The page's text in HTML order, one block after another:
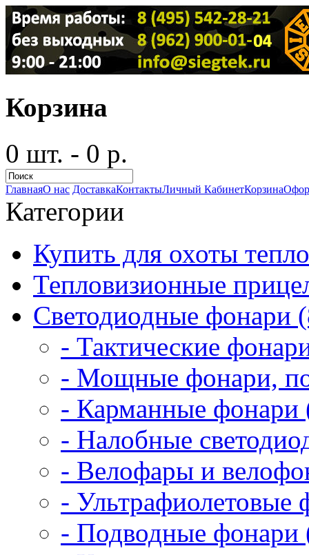
Корзина
0 шт. - 0 р.
ГлавнаяО нас ДоставкаКонтактыЛичный КабинетКорзина
Категории
Купить для охоты
Тепловизионные
Светодиодные фонари
- Тактические
- Мощные фонари,
- Карманные фонари
- Налобные
- Велофары и
- Ультрафиолетовые
- Подводные фонари